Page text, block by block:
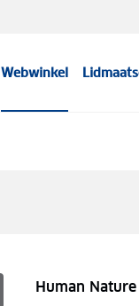
Webwinkel
Human Nature